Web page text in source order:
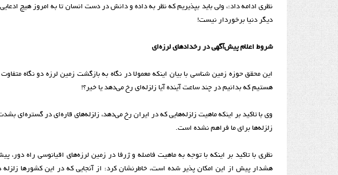
نظری ادامه داد:، ولی باید بپذیریم که نظر به داده و دانش در دست انسان تا به امروز هیچ
دیگر دنیا برخوردار نیست!
شروط اعلام پیش‌آگهی در رخداد‌های لرزه‌ای
این محقق حوزه زمین شناسی با بیان اینکه معمولا در نگاه به بازگشت زمین لرزه دو نگاه
هستیم که بدانیم در چند ساعت آینده آیا زلزله‌ای رخ می‌دهد یا خیر؟!
وی با تاکید بر اینکه ماهیت زلزله‌هایی که در ایران رخ می‌دهد، زلزله‌های قاره‌ای در گستره‌ای
زلزله‌ها برای ما فراهم نشده است.
نظری با تاکید بر اینکه با توجه به ماهیت فاصله و ژرفا در زمین لرزه‌های اقیانوسی راه
هشدار پیش از این امکان پذیر شده است، خاطرنشان کرد: از آنجایی که در این کشور‌ها